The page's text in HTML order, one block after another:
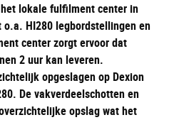
lokale fulfilment center in
HI280 legbordstellingen en
center zorgt ervoor dat
2 uur kan leveren.
opgeslagen op Dexion
De vakverdeelschotten en
opslag wat het